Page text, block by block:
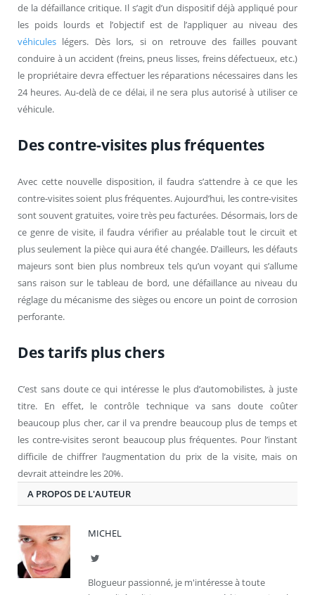
de la défaillance critique. Il s’agit d’un dispositif déjà appliqué pour
les poids lourds et l’objectif est de l’appliquer au niveau des
véhicules légers. Dès lors, si on retrouve des failles pouvant
conduire à un accident (freins, pneus lisses, freins défectueux, etc.)
le propriétaire devra effectuer les réparations nécessaires dans les
24 heures. Au-delà de ce délai, il ne sera plus autorisé à utiliser ce
véhicule.
Des contre-visites plus fréquentes
Avec cette nouvelle disposition, il faudra s’attendre à ce que les
contre-visites soient plus fréquentes. Aujourd’hui, les contre-visites
sont souvent gratuites, voire très peu facturées. Désormais, lors de
ce genre de visite, il faudra vérifier au préalable tout le circuit et
plus seulement la pièce qui aura été changée. D’ailleurs, les défauts
majeurs sont bien plus nombreux tels qu’un voyant qui s’allume
sans raison sur le tableau de bord, une défaillance au niveau du
réglage du mécanisme des sièges ou encore un point de corrosion
perforante.
Des tarifs plus chers
C’est sans doute ce qui intéresse le plus d’automobilistes, à juste
titre. En effet, le contrôle technique va sans doute coûter
beaucoup plus cher, car il va prendre beaucoup plus de temps et
les contre-visites seront beaucoup plus fréquentes. Pour l’instant
difficile de chiffrer l’augmentation du prix de la visite, mais on
devrait atteindre les 20%.
A PROPOS DE L'AUTEUR
MICHEL
Twitter
Blogueur passionné, je m'intéresse à toute